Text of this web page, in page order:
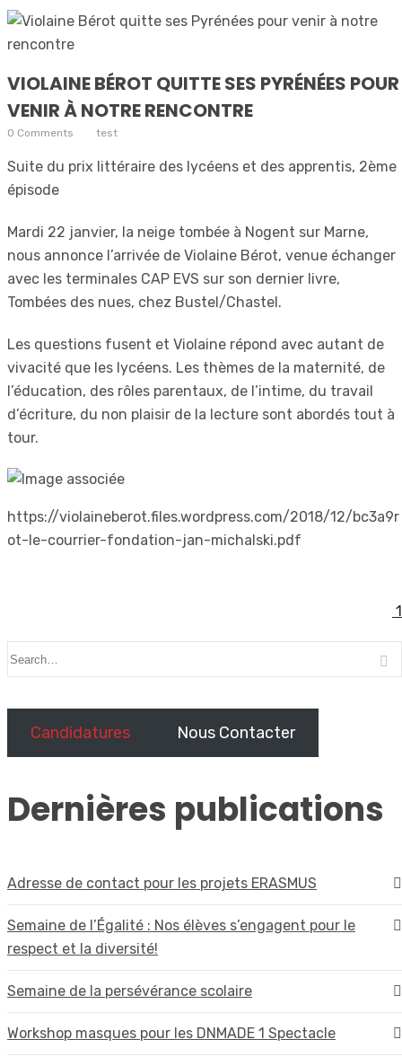
VIOLAINE BÉROT QUITTE SES PYRÉNÉES POUR
VENIR À NOTRE RENCONTRE
0 Comments test
Suite du prix littéraire des lycéens et des apprentis, 2ème
épisode
Mardi 22 janvier, la neige tombée à Nogent sur Marne,
nous annonce l’arrivée de Violaine Bérot, venue échanger
avec les terminales CAP EVS sur son dernier livre,
Tombées des nues, chez Bustel/Chastel.
Les questions fusent et Violaine répond avec autant de
vivacité que les lycéens. Les thèmes de la maternité, de
l’éducation, des rôles parentaux, de l’intime, du travail
d’écriture, du non plaisir de la lecture sont abordés tout à
tour.
https://violaineberot.files.wordpress.com/2018/12/bc3a9r
ot-le-courrier-fondation-jan-michalski.pdf
1
Candidatures Nous Contacter
Dernières publications
Adresse de contact pour les projets ERASMUS
Semaine de l’Égalité : Nos élèves s’engagent pour le
respect et la diversité!
Semaine de la persévérance scolaire
Workshop masques pour les DNMADE 1 Spectacle